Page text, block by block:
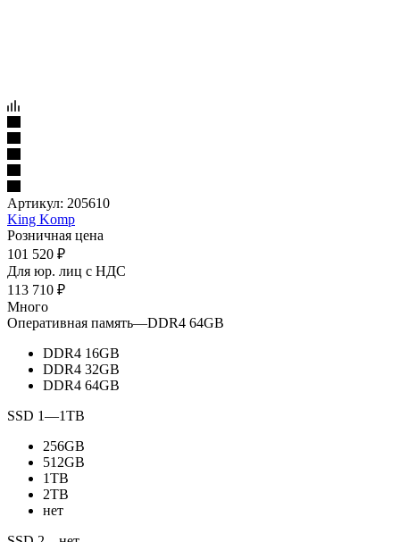
Артикул: 205610
King Komp
Розничная цена
101 520 ₽
Для юр. лиц c НДС
113 710 ₽
Много
Оперативная память—DDR4 64GB
DDR4 16GB
DDR4 32GB
DDR4 64GB
SSD 1—1TB
256GB
512GB
1TB
2TB
нет